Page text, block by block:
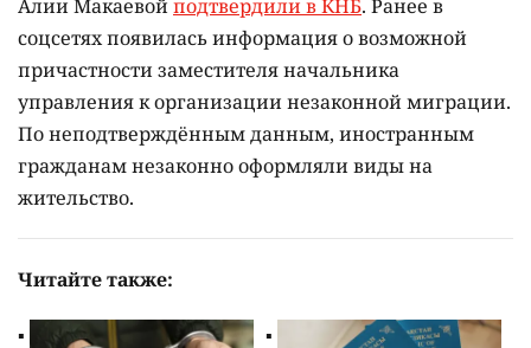
Алии Макаевойподтвердили в КНБ. Ранее в
соцсетях появилась информация о возможной
причастности заместителя начальника
управления к организации незаконной миграции.
По неподтверждённым данным, иностранным
гражданам незаконно оформляли виды на
жительство.
Читайте также: